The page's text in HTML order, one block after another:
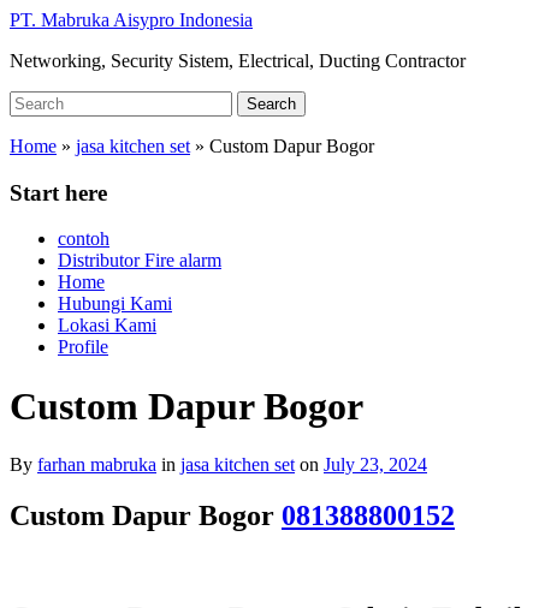
Skip
main
PT. Mabruka Aisypro Indonesia
Networking, Security Sistem, Electrical, Ducting Contractor
Search
for:
Search
Home » jasa kitchen set » Custom Dapur Bogor
Start here
contoh
Distributor Fire alarm
Home
Hubungi Kami
Lokasi Kami
Profile
Custom Dapur Bogor
By farhan mabruka in jasa kitchen set on July 23, 2024
Custom Dapur Bogor 081388800152